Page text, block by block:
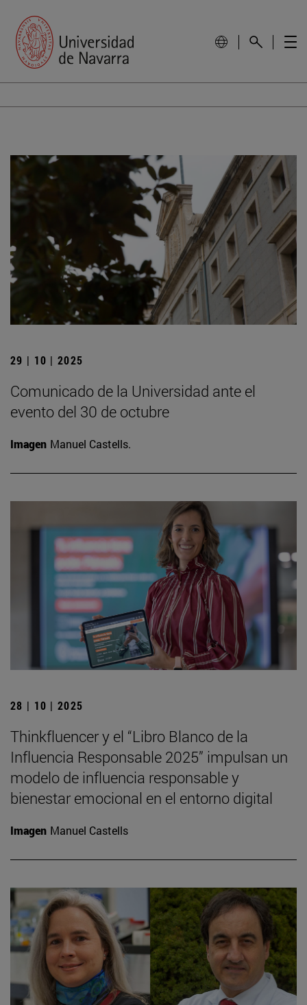
29 | 10 | 2025
Comunicado de la Universidad ante el
evento del 30 de octubre
Imagen Manuel Castells.
28 | 10 | 2025
Thinkfluencer y el “Libro Blanco de la
Influencia Responsable 2025” impulsan un
modelo de influencia responsable y
bienestar emocional en el entorno digital
Imagen Manuel Castells